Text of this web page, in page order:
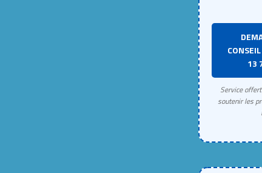
13
Service
soutenir les